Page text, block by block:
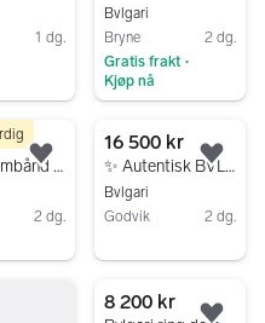
1 dg.
Bvlgari
Bryne
2 dg.
Gratis frakt •
Kjøp nå
Bvlgari armbånd dame
2 dg.
Legg til som favoritt.
16 500 kr
✨ Autentisk BVLGARI vintage-anheng – sjeldent samlerobjekt fra tidlig 90-tall ✨
Bvlgari
Godvik
2 dg.
8 200 kr